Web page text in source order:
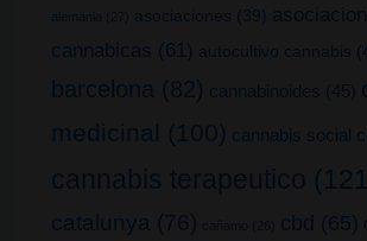
alemania (27) asociaciones (39)
cannabicas (61) autocultivo cannabis
barcelona (82) cannabinoides (45)
medicinal (100) cannabis social
cannabis terapeutico
catalunya (76) cañamo (26) cbd (65)